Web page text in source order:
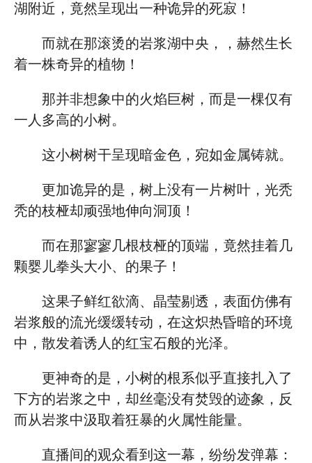
湖附近，竟然呈现出一种诡异的死寂！
而就在那滚烫的岩浆湖中央，，赫然生长
着一株奇异的植物！
那并非想象中的火焰巨树，而是一棵仅有
一人多高的小树。
这小树树干呈现暗金色，宛如金属铸就。
更加诡异的是，树上没有一片树叶，光秃
秃的枝桠却顽强地伸向洞顶！
而在那寥寥几根枝桠的顶端，竟然挂着几
颗婴儿拳头大小、的果子！
这果子鲜红欲滴、晶莹剔透，表面仿佛有
岩浆般的流光缓缓转动，在这炽热昏暗的环境
中，散发着诱人的红宝石般的光泽。
更神奇的是，小树的根系似乎直接扎入了
下方的岩浆之中，却丝毫没有焚毁的迹象，反
而从岩浆中汲取着狂暴的火属性能量。
直播间的观众看到这一幕，纷纷发弹幕：